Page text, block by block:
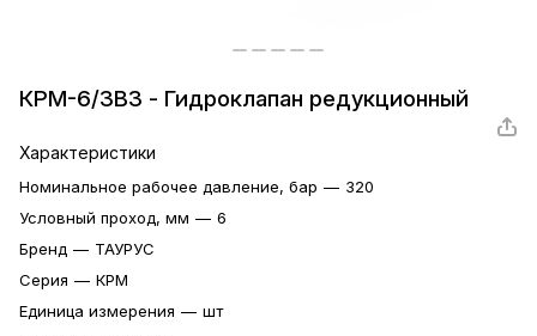
КРМ-6/3В3 - Гидроклапан редукционный
Характеристики
Номинальное рабочее давление, бар — 320
Условный проход, мм — 6
Бренд — ТАУРУС
Серия — КРМ
Единица измерения — шт